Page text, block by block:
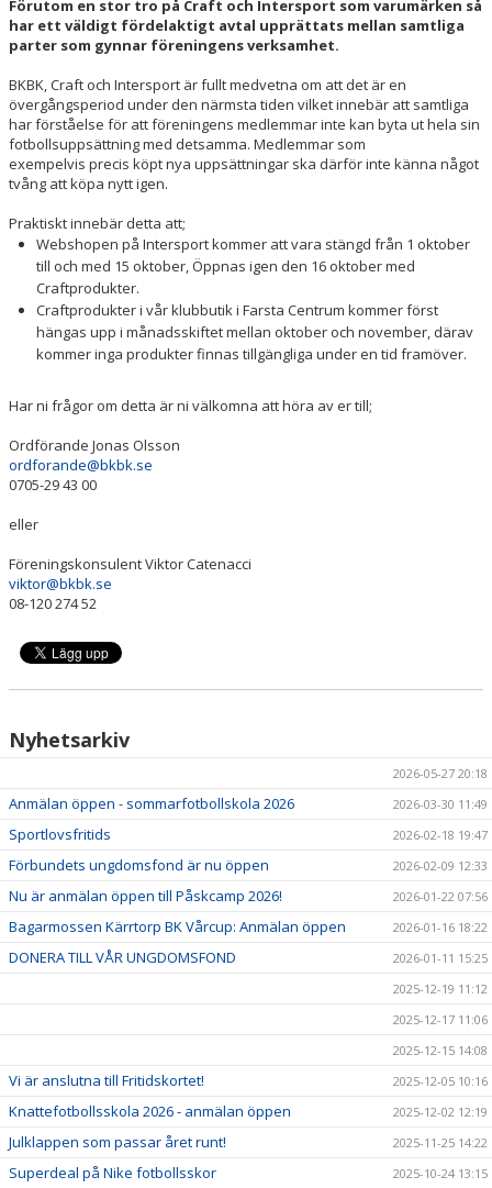
Förutom en stor tro på Craft och Intersport som varumärken så
har ett väldigt fördelaktigt avtal upprättats mellan samtliga
parter som gynnar föreningens verksamhet.
BKBK, Craft och Intersport är fullt medvetna om att det är en
övergångsperiod under den närmsta tiden vilket innebär att samtliga
har förståelse för att föreningens medlemmar inte kan byta ut hela sin
fotbollsuppsättning med detsamma. Medlemmar som
exempelvis precis köpt nya uppsättningar ska därför inte känna något
tvång att köpa nytt igen.
Praktiskt innebär detta att;
Webshopen på Intersport kommer att vara stängd från 1 oktober
till och med 15 oktober, Öppnas igen den 16 oktober med
Craftprodukter.
Craftprodukter i vår klubbutik i Farsta Centrum kommer först
hängas upp i månadsskiftet mellan oktober och november, därav
kommer inga produkter finnas tillgängliga under en tid framöver.
Har ni frågor om detta är ni välkomna att höra av er till;
Ordförande Jonas Olsson
ordforande@bkbk.se
0705-29 43 00
eller
Föreningskonsulent Viktor Catenacci
viktor@bkbk.se
08-120 274 52
Nyhetsarkiv
2026-05-27 20:18
Anmälan öppen - sommarfotbollskola 2026 2026-03-30 11:49
Sportlovsfritids 2026-02-18 19:47
Förbundets ungdomsfond är nu öppen 2026-02-09 12:33
Nu är anmälan öppen till Påskcamp 2026! 2026-01-22 07:56
Bagarmossen Kärrtorp BK Vårcup: Anmälan öppen 2026-01-16 18:22
DONERA TILL VÅR UNGDOMSFOND
2026-01-11 15:25
2025-12-19 11:12
2025-12-17 11:06
2025-12-15 14:08
Vi är anslutna till Fritidskortet! 2025-12-05 10:16
Knattefotbollsskola 2026 - anmälan öppen 2025-12-02 12:19
Julklappen som passar året runt! 2025-11-25 14:22
Superdeal på Nike fotbollsskor 2025-10-24 13:15